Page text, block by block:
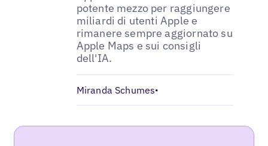
potente mezzo per raggiungere
miliardi di utenti Apple e
rimanere sempre aggiornato su
Apple Maps e sui consigli
dell'IA.
Miranda Schumes•